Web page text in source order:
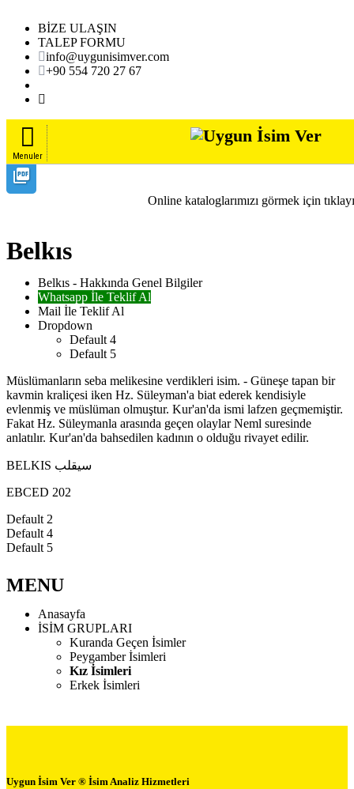
BİZE ULAŞIN
TALEP FORMU
info@uygunisimver.com
+90 554 720 27 67
Menuler
picture_as_pdf
Online kataloglarımızı görmek için
Belkıs
Belkıs - Hakkında Genel Bilgiler
Whatsapp İle Teklif Al
Mail İle Teklif Al
Dropdown
Default 4
Default 5
Müslümanların seba melikesine verdikleri isim. - Güneşe tapan bir
kavmin kraliçesi iken Hz. Süleyman'a biat ederek kendisiyle
evlenmiş ve müslüman olmuştur. Kur'an'da ismi lafzen geçmemiştir.
Fakat Hz. Süleymanla arasında geçen olaylar Neml suresinde
anlatılır. Kur'an'da bahsedilen kadının o olduğu rivayet edilir.
BELKIS سيقلب
EBCED 202
Default 2
Default 4
Default 5
MENU
Anasayfa
İSİM GRUPLARI
Kuranda Geçen İsimler
Peygamber İsimleri
Kız İsimleri
Erkek İsimleri
Uygun İsim Ver ® İsim Analiz Hizmetleri